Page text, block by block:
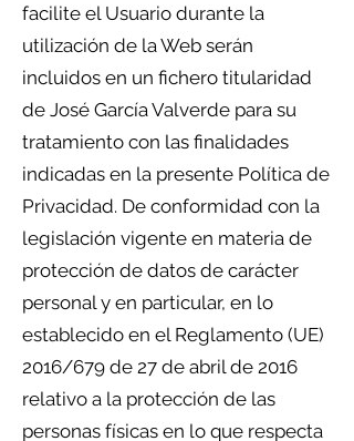
facilite el Usuario durante la
utilización de la Web serán
incluidos en un fichero titularidad
de José García Valverde para su
tratamiento con las finalidades
indicadas en la presente Política de
Privacidad. De conformidad con la
legislación vigente en materia de
protección de datos de carácter
personal y en particular, en lo
establecido en el Reglamento (UE)
2016/679 de 27 de abril de 2016
relativo a la protección de las
personas físicas en lo que respecta